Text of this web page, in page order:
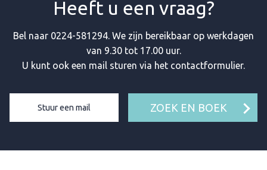
Heeft u een vraag?
Bel naar 0224-581294. We zijn bereikbaar op werkdagen
van 9.30 tot 17.00 uur.
U kunt ook een mail sturen via het contactformulier.
Stuur een mail ZOEK EN BOEK